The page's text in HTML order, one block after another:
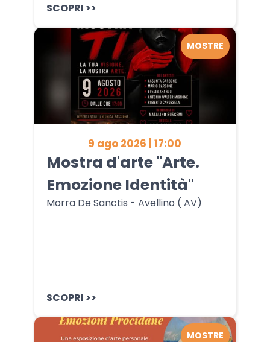
SCOPRI >>
9 ago 2026 | 17:00
Mostra d'arte "Arte.
Emozione Identità"
Morra De Sanctis - Avellino ( AV)
SCOPRI >>
MOSTRE
MOSTRE